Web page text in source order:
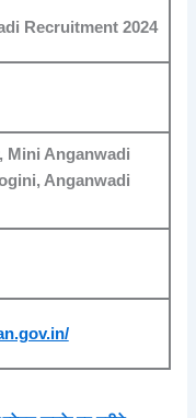
Recruitment 2024
Mini Anganwadi
Anganwadi